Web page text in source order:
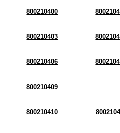
800210400
800210403
800210406
800210409
800210410